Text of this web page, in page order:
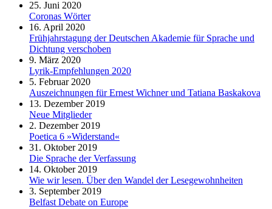
25. Juni 2020
Coronas Wörter
16. April 2020
Frühjahrstagung der Deutschen Akademie für Sprache und
Dichtung verschoben
9. März 2020
Lyrik-Empfehlungen 2020
5. Februar 2020
Auszeichnungen für Ernest Wichner und Tatiana Baskakova
13. Dezember 2019
Neue Mitglieder
2. Dezember 2019
Poetica 6 »Widerstand«
31. Oktober 2019
Die Sprache der Verfassung
14. Oktober 2019
Wie wir lesen. Über den Wandel der Lesegewohnheiten
3. September 2019
Belfast Debate on Europe